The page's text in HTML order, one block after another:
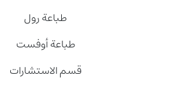
طباعة رول
طباعة أوفست
قسم الاستشارات